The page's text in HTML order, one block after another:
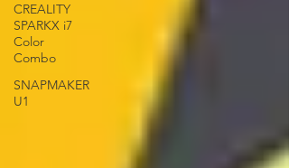
CREALITY
SPARKX i7
Color
Combo
SNAPMAKER
U1